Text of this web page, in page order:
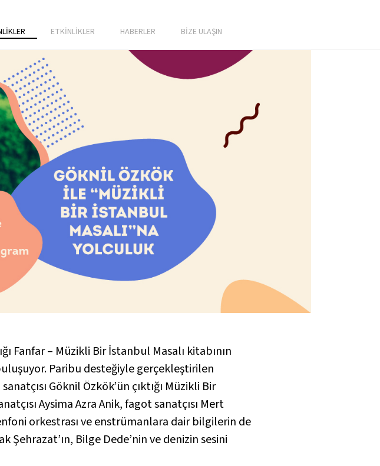
ETKİNLİKLER HABERLER BİZE ULAŞIN
Fanfar – Müzikli Bir İstanbul Masalı kitabının
Paribu desteğiyle gerçekleştirilen
Göknil Özkök’ün çıktığı Müzikli Bir
Aysima Azra Anik, fagot sanatçısı Mert
orkestrası ve enstrümanlara dair bilgilerin de
Şehrazat’ın, Bilge Dede’nin ve denizin sesini